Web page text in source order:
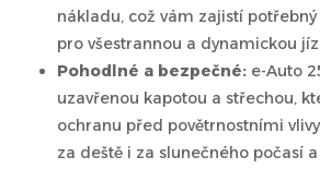
nákladu, což vám zajistí
pro všestrannou a dynamickou
Pohodlné a bezpečné: e-Auto
uzavřenou kapotou a střechou,
ochranu před povětrnostními
za deště i za slunečného počasí